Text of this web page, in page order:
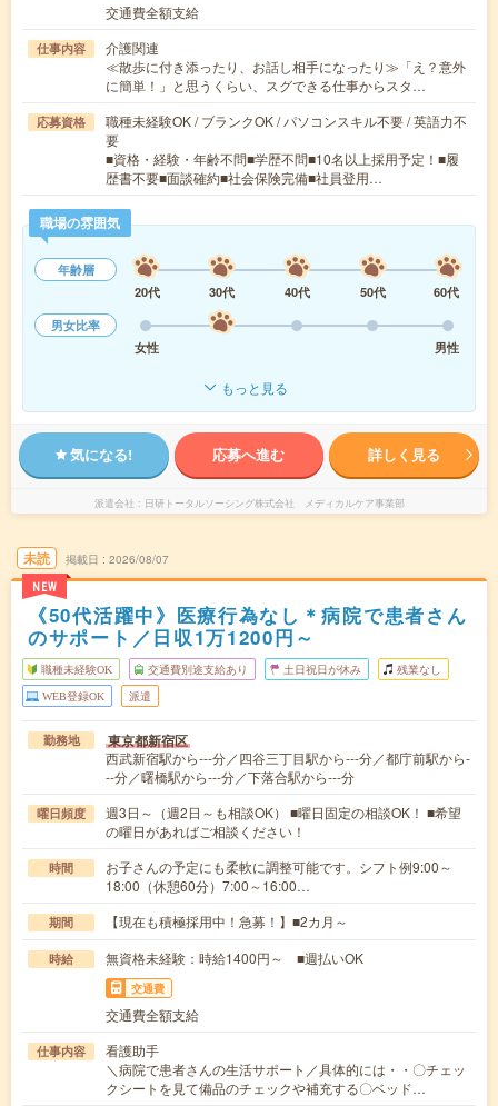
交通費全額支給
仕事内容
介護関連
≪散歩に付き添ったり、お話し相手になったり≫「え？意外
に簡単！」と思うくらい、スグできる仕事からスタ…
応募資格
職種未経験OK / ブランクOK / パソコンスキル不要 / 英語力不
要
■資格・経験・年齢不問■学歴不問■10名以上採用予定！■履
歴書不要■面談確約■社会保険完備■社員登用…
職場の雰囲気
年齢層
20代
30代 40代 50代
60代
男女比率
女性
男性
もっと見る
気になる! 応募へ進む 詳しく見る
派遣会社 日研トータルソーシング株式会社 メディカルケア事業部
未読
NEW
掲載日 2026/08/07
《50代活躍中》医療行為なし＊病院で患者さん
のサポート／日収1万1200円～
職種未経験OK 交通費別途支給あり 土日祝日が休み 残業なし
WEB登録OK 派遣
勤務地 東京都新宿区
西武新宿駅から---分／四谷三丁目駅から---分／都庁前駅から-
--分／曙橋駅から---分／下落合駅から---分
曜日頻度
週3日～（週2日～も相談OK） ■曜日固定の相談OK！ ■希望
の曜日があればご相談ください！
時間
お子さんの予定にも柔軟に調整可能です。シフト例9:00～
18:00（休憩60分）7:00～16:00…
期間 【現在も積極採用中！急募！】■2カ月～
時給 無資格未経験：時給1400円～ ■週払いOK
交通費
交通費全額支給
仕事内容
看護助手
＼病院で患者さんの生活サポート／具体的には・・〇チェッ
クシートを見て備品のチェックや補充する〇ベッド…